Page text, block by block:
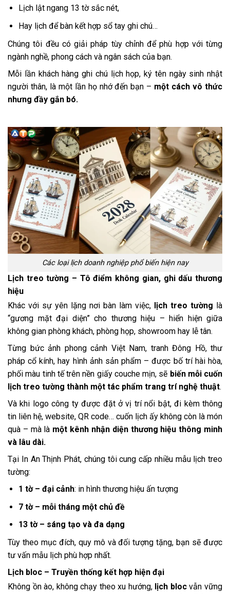
Lịch lật ngang 13 tờ sắc nét,
Hay lịch để bàn kết hợp sổ tay ghi chú…
Chúng tôi đều có giải pháp tùy chỉnh để phù hợp với từng
ngành nghề, phong cách và ngân sách của bạn.
Mỗi lần khách hàng ghi chú lịch họp, ký tên ngày sinh nhật
người thân, là một lần họ nhớ đến bạn – một cách vô thức
nhưng đầy gắn bó.
Các loại lịch doanh nghiệp phổ biến hiện nay
Lịch treo tường – Tô điểm không gian, ghi dấu thương
hiệu
Khác với sự yên lặng nơi bàn làm việc, lịch treo tường là
“gương mặt đại diện” cho thương hiệu – hiển hiện giữa
không gian phòng khách, phòng họp, showroom hay lễ tân.
Từng bức ảnh phong cảnh Việt Nam, tranh Đông Hồ, thư
pháp cổ kính, hay hình ảnh sản phẩm – được bố trí hài hòa,
phối màu tinh tế trên nền giấy couche mịn, sẽ biến mỗi cuốn
lịch treo tường thành một tác phẩm trang trí nghệ thuật.
Và khi logo công ty được đặt ở vị trí nổi bật, đi kèm thông
tin liên hệ, website, QR code… cuốn lịch ấy không còn là món
quà – mà là một kênh nhận diện thương hiệu thông minh
và lâu dài.
Tại In An Thịnh Phát, chúng tôi cung cấp nhiều mẫu lịch treo
tường:
1 tờ – đại cảnh: in hình thương hiệu ấn tượng
7 tờ – mỗi tháng một chủ đề
13 tờ – sáng tạo và đa dạng
Tùy theo mục đích, quy mô và đối tượng tặng, bạn sẽ được
tư vấn mẫu lịch phù hợp nhất.
Lịch bloc – Truyền thống kết hợp hiện đại
Không ồn ào, không chạy theo xu hướng, lịch blocvẫn vững